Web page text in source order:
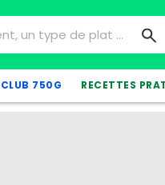
CLUB 750G RECETTES